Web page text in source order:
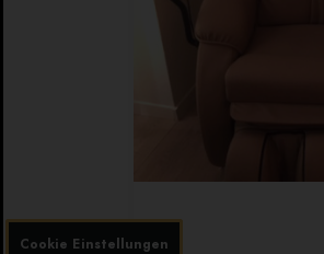
Cookie Einstellungen